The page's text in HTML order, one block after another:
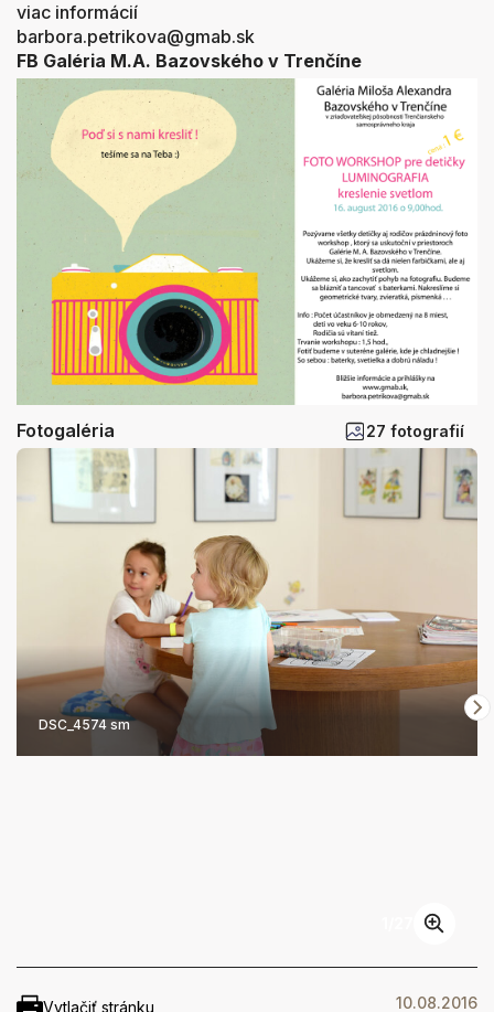
viac informácií
barbora.petrikova@gmab.sk
FB Galéria M.A. Bazovského v Trenčíne
Fotogaléria 27 fotografií
DSC_4574 sm
Vytlačiť stránku 10.08.2016